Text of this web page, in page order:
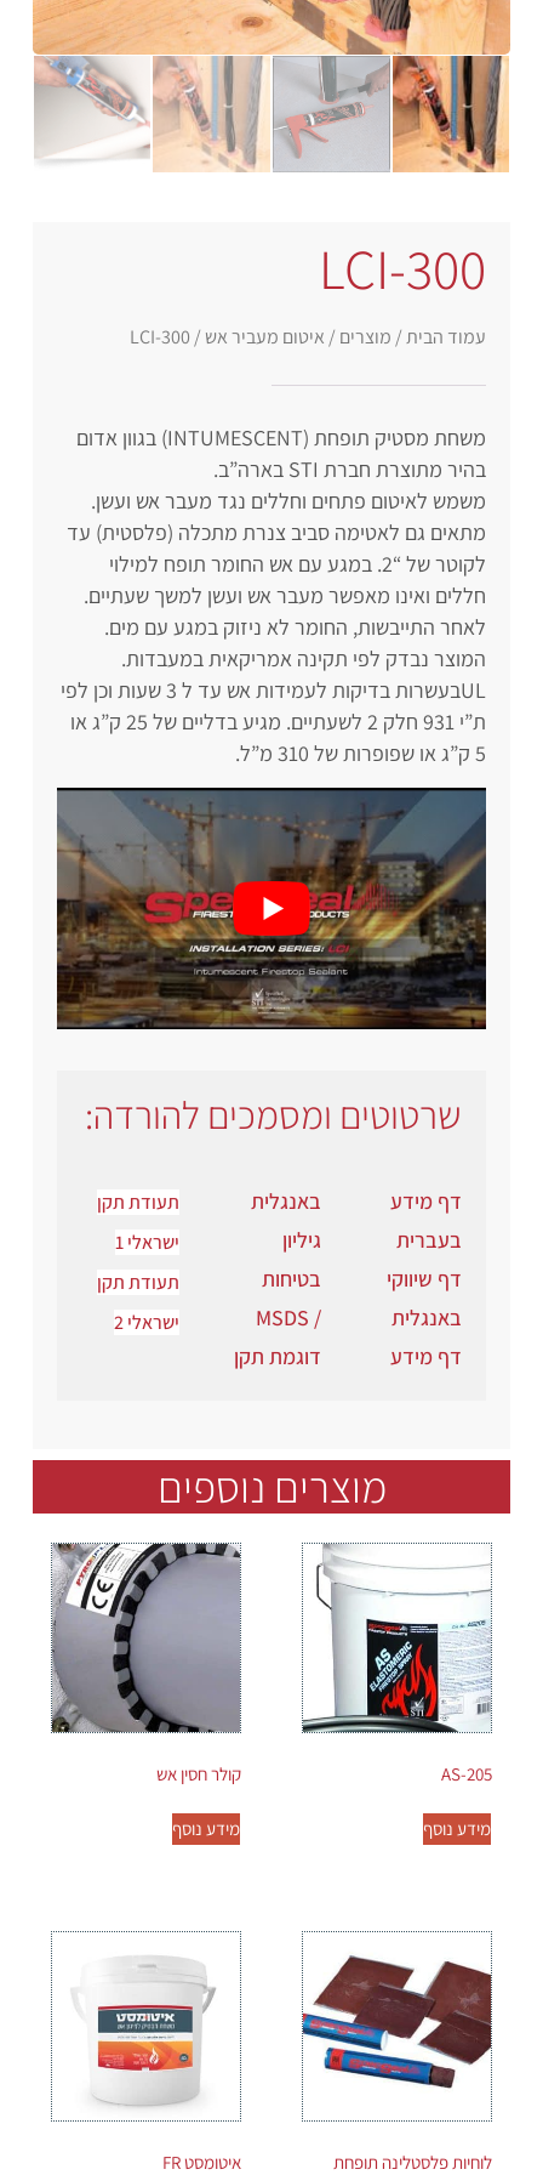
LCI-300
עמוד הבית/מוצרים /איטום מעביר אש / LCI-300
משחת מסטיק תופחת (INTUMESCENT) בגוון אדום
בהיר מתוצרת חברת STI בארה”ב.
משמש לאיטום פתחים וחללים נגד מעבר אש ועשן.
מתאים גם לאטימה סביב צנרת מתכלה (פלסטית) עד
לקוטר של “2. במגע עם אש החומר תופח למילוי
חללים ואינו מאפשר מעבר אש ועשן למשך שעתיים.
לאחר התייבשות, החומר לא ניזוק במגע עם מים.
המוצר נבדק לפי תקינה אמריקאית במעבדות.
ULבעשרות בדיקות לעמידות אש עד ל 3 שעות וכן לפי
ת”י 931 חלק 2 לשעתיים. מגיע בדליים של 25 ק”ג או
5 ק”ג או שפופרות של 310 מ”ל.
שרטוטים ומסמכים להורדה:
דף מידע
בעברית
דף שיווקי
באנגלית
דף מידע
באנגלית
גיליון
בטיחות
/ MSDS
דוגמת תקן
תעודת תקן
ישראלי 1
תעודת תקן
ישראלי 2
מוצרים נוספים
AS-205
מידע נוסף
קולר חסין אש
מידע נוסף
לוחיות פלסטלינה תופחת איטומסט FR